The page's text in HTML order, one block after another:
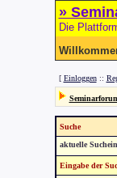
»
Die
[ Einloggen::
Suche
aktuelle
Eingabe der